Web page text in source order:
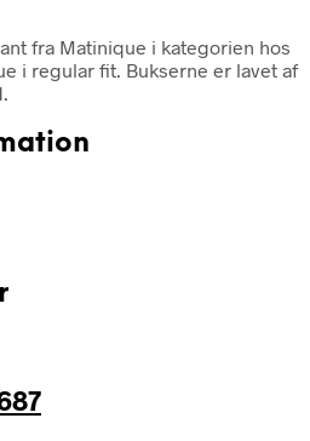
fra Matinique i kategorien hos
i regular fit. Bukserne er lavet af